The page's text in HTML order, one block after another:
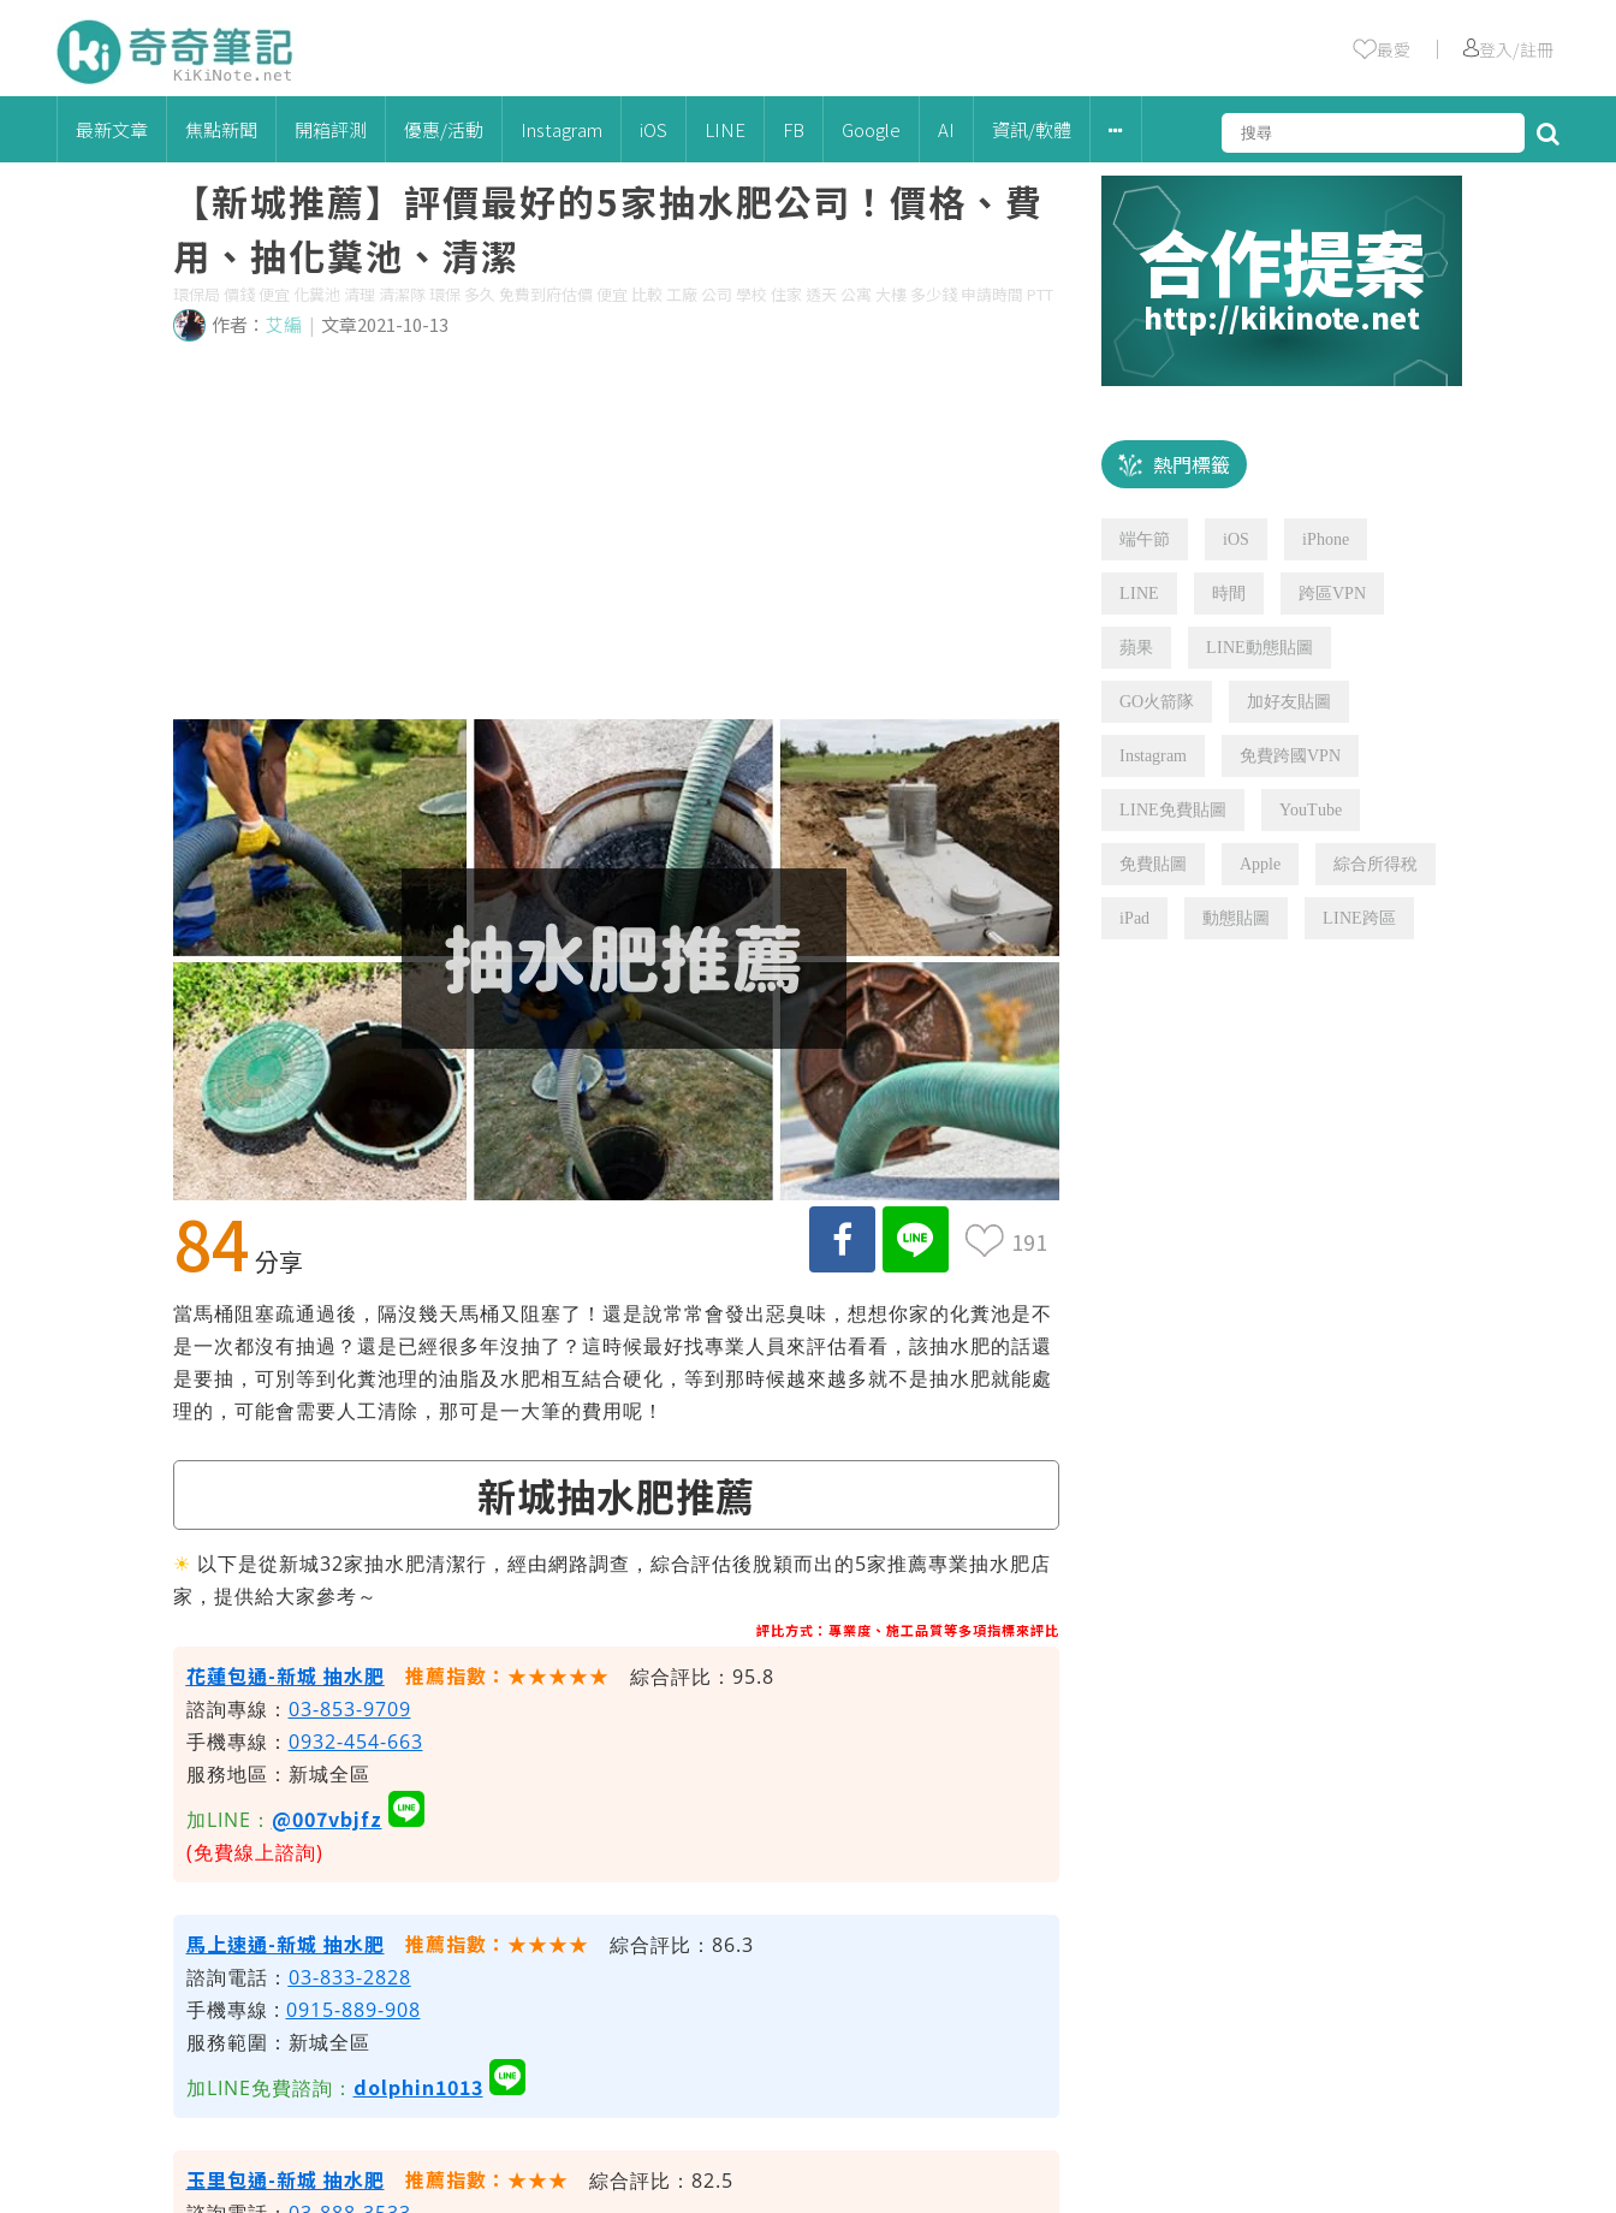
最愛 ｜ 登入/註冊
最新文章 焦點新聞 開箱評測 優惠/活動 Instagram iOS LINE FB Google AI 資訊/軟體
合作提案
http://kikinote.net
熱門標籤
端午節 iOS iPhone
LINE 時間 跨區VPN
蘋果 LINE動態貼圖
GO火箭隊 加好友貼圖
Instagram 免費跨國VPN
LINE免費貼圖 YouTube
免費貼圖 Apple 綜合所得稅
iPad 動態貼圖 LINE跨區
【新城推薦】評價最好的5家抽水肥公司！價格、費
用、抽化糞池、清潔
環保局 價錢 便宜 化糞池 清理 清潔隊 環保 多久 免費到府估價 便宜 比較 工廠 公司 學校 住家 透天 公寓 大樓 多少錢 申請時間 PTT
作者： 艾編 | 文章2021-10-13
84 分享
191
當馬桶阻塞疏通過後，隔沒幾天馬桶又阻塞了！還是說常常會發出惡臭味，想想你家的化糞池是不
是一次都沒有抽過？還是已經很多年沒抽了？這時候最好找專業人員來評估看看，該抽水肥的話還
是要抽，可別等到化糞池理的油脂及水肥相互結合硬化，等到那時候越來越多就不是抽水肥就能處
理的，可能會需要人工清除，那可是一大筆的費用呢！
新城抽水肥推薦
☀ 以下是從新城32家抽水肥清潔行，經由網路調查，綜合評估後脫穎而出的5家推薦專業抽水肥店
家，提供給大家參考～
評比方式：專業度、施工品質等多項指標來評比
花蓮包通-新城 抽水肥 推薦指數：★★★★★ 綜合評比：95.8
諮詢專線： 03-853-9709
手機專線： 0932-454-663
服務地區：新城全區
加LINE： @007vbjfz
(免費線上諮詢)
馬上速通-新城 抽水肥 推薦指數：★★★★ 綜合評比：86.3
諮詢電話： 03-833-2828
手機專線 : 0915-889-908
服務範圍：新城全區
加LINE免費諮詢： dolphin1013
玉里包通-新城 抽水肥 推薦指數：★★★ 綜合評比：82.5